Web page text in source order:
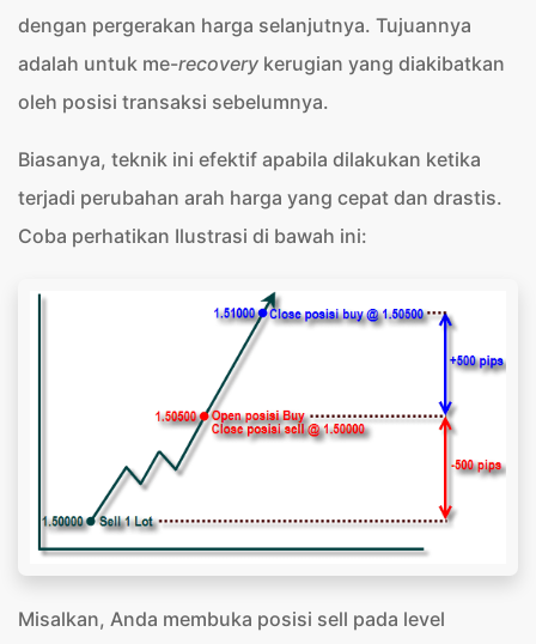
dengan pergerakan harga selanjutnya. Tujuannya
adalah untuk me-recovery kerugian yang diakibatkan
oleh posisi transaksi sebelumnya.
Biasanya, teknik ini efektif apabila dilakukan ketika
terjadi perubahan arah harga yang cepat dan drastis.
Coba perhatikan Ilustrasi di bawah ini:
Misalkan, Anda membuka posisi sell pada level